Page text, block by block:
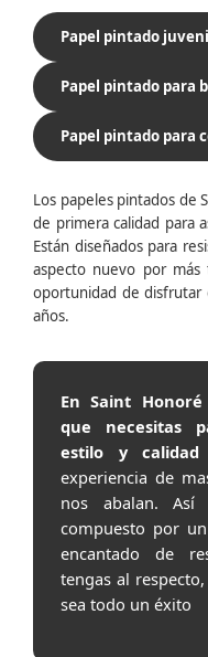
Papel pintado
Papel pintado para
Papel pintado para
Los papeles pintados de
de primera calidad para
Están diseñados para
aspecto nuevo por
oportunidad de disfrutar
años.
En Saint
que necesitas
estilo y
experiencia de
nos abalan. Así
compuesto por
encantado de
tengas al
sea todo un éxito